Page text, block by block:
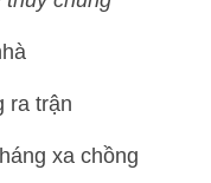
ra trận
xa chồng